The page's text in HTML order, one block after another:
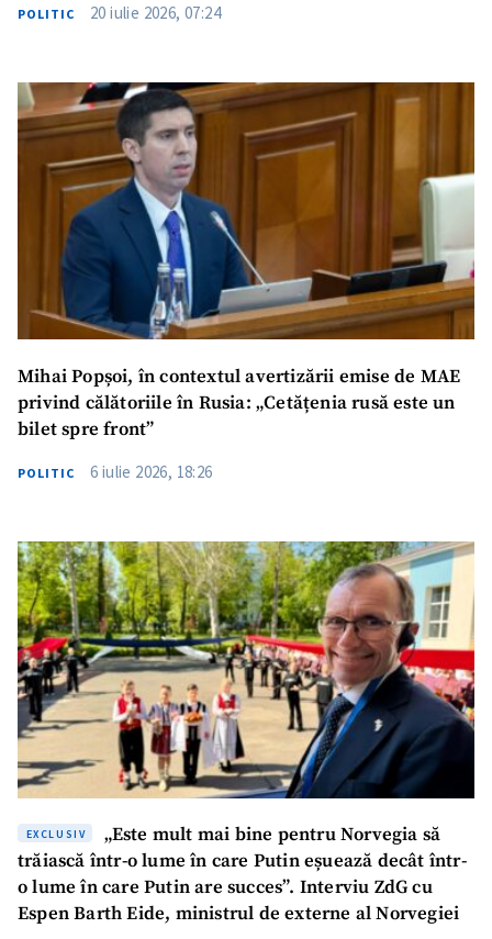
POLITIC 20 iulie 2026, 07:24
Mihai Popșoi, în contextul avertizării emise de MAE
privind călătoriile în Rusia: „Cetățenia rusă este un
bilet spre front”
POLITIC 6 iulie 2026, 18:26
EXCLUSIV
„Este mult mai bine pentru Norvegia să
trăiască într-o lume în care Putin eșuează decât într-
o lume în care Putin are succes”. Interviu ZdG cu
Espen Barth Eide, ministrul de externe al Norvegiei